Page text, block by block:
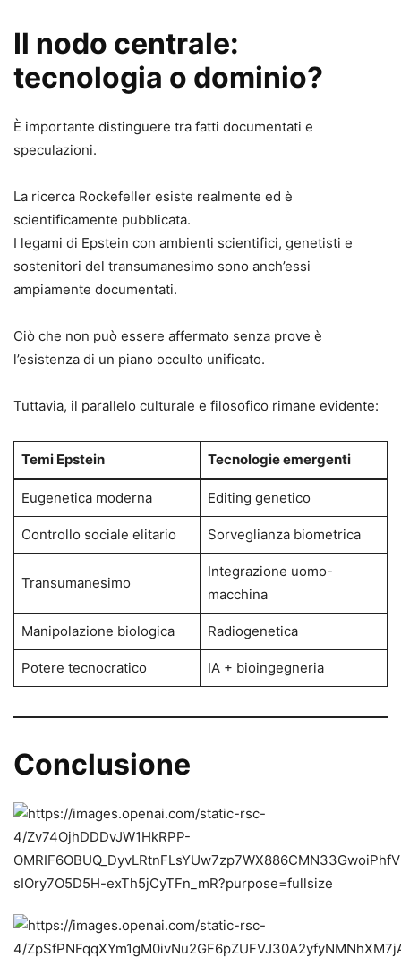
Il nodo centrale:
tecnologia o dominio?
È importante distinguere tra fatti documentati e
speculazioni.
La ricerca Rockefeller esiste realmente ed è
scientificamente pubblicata.
I legami di Epstein con ambienti scientifici, genetisti e
sostenitori del transumanesimo sono anch’essi
ampiamente documentati.
Ciò che non può essere affermato senza prove è
l’esistenza di un piano occulto unificato.
Tuttavia, il parallelo culturale e filosofico rimane evidente:
Temi Epstein Tecnologie emergenti
Eugenetica moderna Editing genetico
Controllo sociale elitario Sorveglianza biometrica
Transumanesimo
Integrazione uomo-
macchina
Manipolazione biologica Radiogenetica
Potere tecnocratico IA + bioingegneria
Conclusione